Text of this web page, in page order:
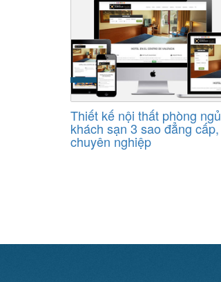
Thiết kế nội thất phòng ngủ
khách sạn 3 sao đẳng cấp,
chuyên nghiệp